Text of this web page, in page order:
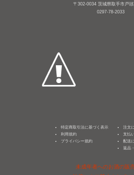
〒302-0034 茨城県取手市戸
0297-78-2033
特定商取引法に基づく表示
利用規約
プライバシー規約
注文
支払
配送
返品
未成年者へのお酒の販売